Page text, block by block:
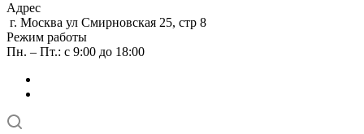
Адрес
г. Москва ул Смирновская 25, стр 8
Режим работы
Пн. – Пт.: с 9:00 до 18:00